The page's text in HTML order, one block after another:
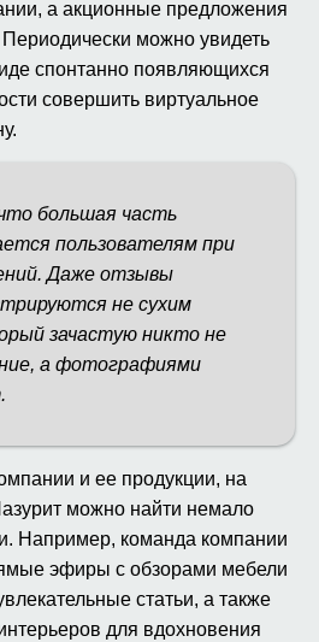
а акционные предложения
можно увидеть
спонтанно появляющихся
совершить виртуальное
большая часть
пользователям при
Даже отзывы
не сухим
зачастую никто не
а фотографиями
и ее продукции, на
можно найти немало
Например, команда компании
эфиры с обзорами мебели
статьи, а также
для вдохновения